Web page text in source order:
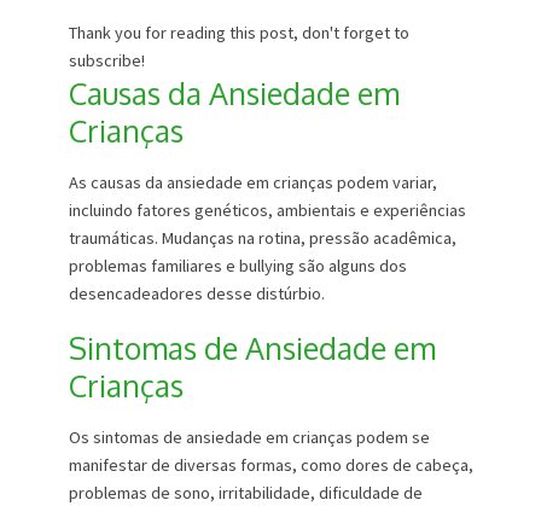
Thank you for reading this post, don't forget to
subscribe!
Causas da Ansiedade em
Crianças
As causas da ansiedade em crianças podem variar,
incluindo fatores genéticos, ambientais e experiências
traumáticas. Mudanças na rotina, pressão acadêmica,
problemas familiares e bullying são alguns dos
desencadeadores desse distúrbio.
Sintomas de Ansiedade em
Crianças
Os sintomas de ansiedade em crianças podem se
manifestar de diversas formas, como dores de cabeça,
problemas de sono, irritabilidade, dificuldade de